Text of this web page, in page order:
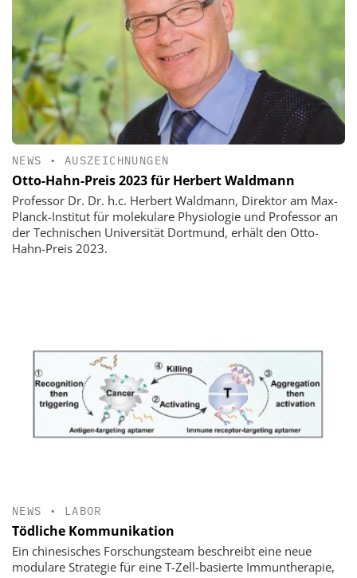
NEWS • AUSZEICHNUNGEN
Otto-Hahn-Preis 2023 für Herbert Waldmann
Professor Dr. Dr. h.c. Herbert Waldmann, Direktor am Max-
Planck-Institut für molekulare Physiologie und Professor an
der Technischen Universität Dortmund, erhält den Otto-
Hahn-Preis 2023.
NEWS • LABOR
Tödliche Kommunikation
Ein chinesisches Forschungsteam beschreibt eine neue
modulare Strategie für eine T-Zell-basierte Immuntherapie,